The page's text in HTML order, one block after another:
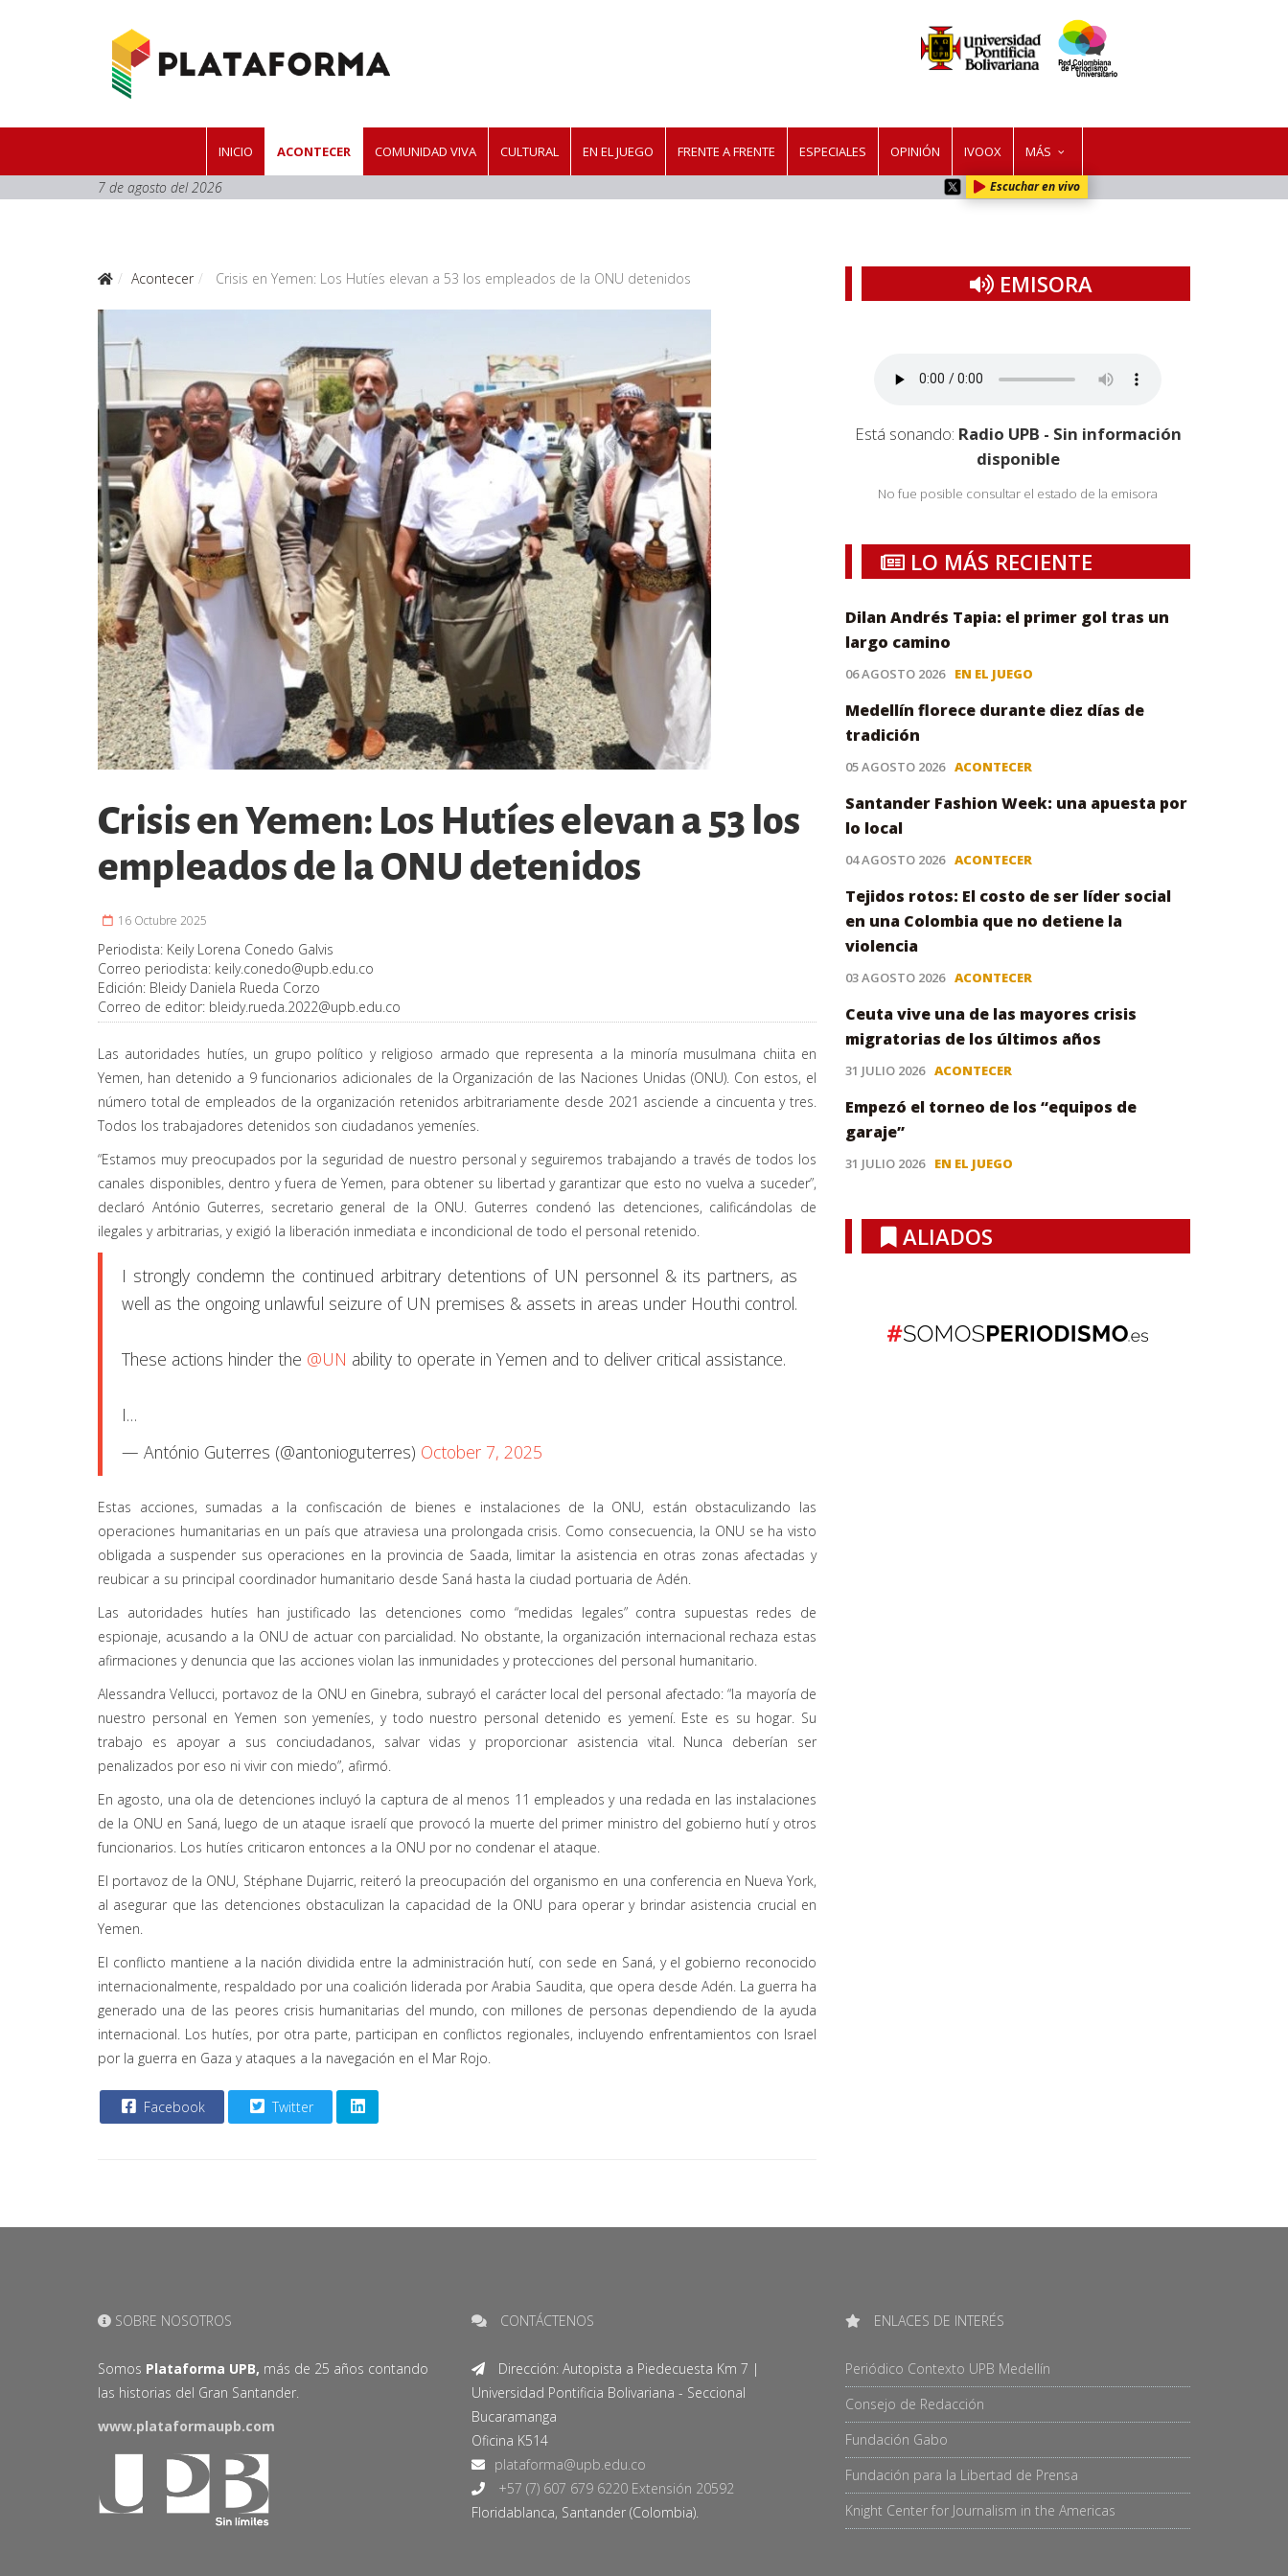
INICIO ACONTECER COMUNIDAD VIVA CULTURAL EN EL JUEGO FRENTE A FRENTE ESPECIALES OPINIÓN IVOOX MÁS
7 de agosto del 2026 Escuchar en vivo
Acontecer Crisis en Yemen: Los Hutíes elevan a 53 los empleados de la ONU detenidos
Crisis en Yemen: Los Hutíes elevan a 53 los
empleados de la ONU detenidos
16 Octubre 2025
Periodista: Keily Lorena Conedo Galvis
Correo periodista: keily.conedo@upb.edu.co
Edición: Bleidy Daniela Rueda Corzo
Correo de editor: bleidy.rueda.2022@upb.edu.co
Las autoridades hutíes, un grupo político y religioso armado que representa a la minoría musulmana chiita en
Yemen, han detenido a 9 funcionarios adicionales de la Organización de las Naciones Unidas (ONU). Con estos, el
número total de empleados de la organización retenidos arbitrariamente desde 2021 asciende a cincuenta y tres.
Todos los trabajadores detenidos son ciudadanos yemeníes.
“Estamos muy preocupados por la seguridad de nuestro personal y seguiremos trabajando a través de todos los
canales disponibles, dentro y fuera de Yemen, para obtener su libertad y garantizar que esto no vuelva a suceder”,
declaró António Guterres, secretario general de la ONU. Guterres condenó las detenciones, calificándolas de
ilegales y arbitrarias, y exigió la liberación inmediata e incondicional de todo el personal retenido.
I strongly condemn the continued arbitrary detentions of UN personnel & its partners, as
well as the ongoing unlawful seizure of UN premises & assets in areas under Houthi control.
These actions hinder the @UN ability to operate in Yemen and to deliver critical assistance.
I…
— António Guterres (@antonioguterres) October 7, 2025
Estas acciones, sumadas a la confiscación de bienes e instalaciones de la ONU, están obstaculizando las
operaciones humanitarias en un país que atraviesa una prolongada crisis. Como consecuencia, la ONU se ha visto
obligada a suspender sus operaciones en la provincia de Saada, limitar la asistencia en otras zonas afectadas y
reubicar a su principal coordinador humanitario desde Saná hasta la ciudad portuaria de Adén.
Las autoridades hutíes han justificado las detenciones como “medidas legales” contra supuestas redes de
espionaje, acusando a la ONU de actuar con parcialidad. No obstante, la organización internacional rechaza estas
afirmaciones y denuncia que las acciones violan las inmunidades y protecciones del personal humanitario.
Alessandra Vellucci, portavoz de la ONU en Ginebra, subrayó el carácter local del personal afectado: “la mayoría de
nuestro personal en Yemen son yemeníes, y todo nuestro personal detenido es yemení. Este es su hogar. Su
trabajo es apoyar a sus conciudadanos, salvar vidas y proporcionar asistencia vital. Nunca deberían ser
penalizados por eso ni vivir con miedo”, afirmó.
En agosto, una ola de detenciones incluyó la captura de al menos 11 empleados y una redada en las instalaciones
de la ONU en Saná, luego de un ataque israelí que provocó la muerte del primer ministro del gobierno hutí y otros
funcionarios. Los hutíes criticaron entonces a la ONU por no condenar el ataque.
El portavoz de la ONU, Stéphane Dujarric, reiteró la preocupación del organismo en una conferencia en Nueva York,
al asegurar que las detenciones obstaculizan la capacidad de la ONU para operar y brindar asistencia crucial en
Yemen.
El conflicto mantiene a la nación dividida entre la administración hutí, con sede en Saná, y el gobierno reconocido
internacionalmente, respaldado por una coalición liderada por Arabia Saudita, que opera desde Adén. La guerra ha
generado una de las peores crisis humanitarias del mundo, con millones de personas dependiendo de la ayuda
internacional. Los hutíes, por otra parte, participan en conflictos regionales, incluyendo enfrentamientos con Israel
por la guerra en Gaza y ataques a la navegación en el Mar Rojo.
Facebook Twitter
EMISORA
Está sonando: Radio UPB - Sin información
disponible
No fue posible consultar el estado de la emisora
LO MÁS RECIENTE
Dilan Andrés Tapia: el primer gol tras un
largo camino
06 AGOSTO 2026 EN EL JUEGO
Medellín florece durante diez días de
tradición
05 AGOSTO 2026 ACONTECER
Santander Fashion Week: una apuesta por
lo local
04 AGOSTO 2026 ACONTECER
Tejidos rotos: El costo de ser líder social
en una Colombia que no detiene la
violencia
03 AGOSTO 2026 ACONTECER
Ceuta vive una de las mayores crisis
migratorias de los últimos años
31 JULIO 2026 ACONTECER
Empezó el torneo de los “equipos de
garaje”
31 JULIO 2026 EN EL JUEGO
ALIADOS
SOBRE NOSOTROS
Somos Plataforma UPB, más de 25 años contando
las historias del Gran Santander.
www.plataformaupb.com
CONTÁCTENOS
Dirección: Autopista a Piedecuesta Km 7 |
Universidad Pontificia Bolivariana - Seccional
Bucaramanga
Oficina K514
+57 (7) 607 679 6220 Extensión 20592
Floridablanca, Santander (Colombia).
ENLACES DE INTERÉS
Periódico Contexto UPB Medellín
Consejo de Redacción
Fundación Gabo
Fundación para la Libertad de Prensa
Knight Center for Journalism in the Americas